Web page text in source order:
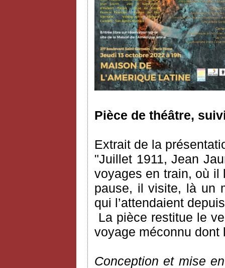
Pièce de théâtre,
Extrait de la
"Juillet 1911, Jean
voyages en train, où il
pause, il visite, là un
qui l’attendaient
La pièce restitue le
voyage méconnu dont
Conception et mise